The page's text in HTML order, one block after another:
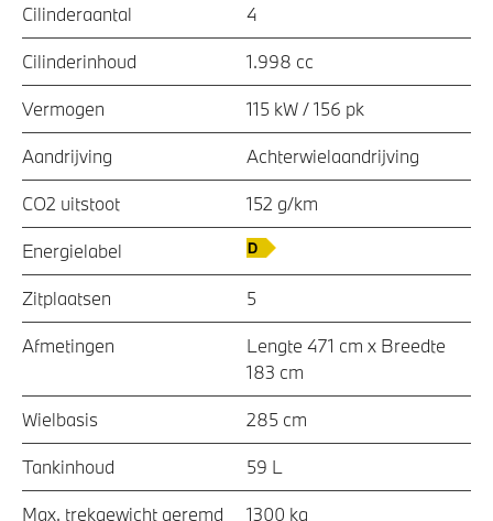
Cilinderaantal 4
Cilinderinhoud 1.998 cc
Vermogen 115 kW / 156 pk
Aandrijving Achterwielaandrijving
CO2 uitstoot 152 g/km
Energielabel
Zitplaatsen 5
Afmetingen
Lengte 471 cm x Breedte
183 cm
Wielbasis 285 cm
Tankinhoud 59 L
Max. trekgewicht geremd 1300 kg